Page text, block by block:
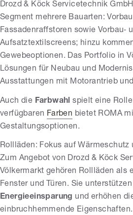
Drozd & Köck Servicetechnik
Segment mehrere Bauarten:
Fassadenraffstoren sowie Vorbau‑
Aufsatztextilscreens; hinzu
Gewebeoptionen. Das Portfolio in
Lösungen für Neubau und
Ausstattungen mit Motorantrieb
Auch die Farbwahl spielt eine
verfügbaren Farben bietet ROMA
Gestaltungsoptionen.
Rollläden: Fokus auf Wärmeschutz
Zum Angebot von Drozd & Köck
Völkermarkt gehören Rollläden als
Fenster und Türen. Sie unterstützen
Energieeinsparung und erhöhen
einbruchhemmende Eigenschaften.